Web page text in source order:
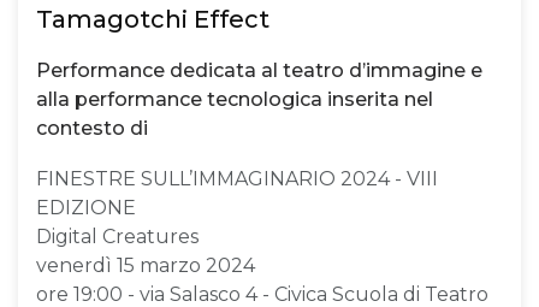
Tamagotchi Effect
Performance dedicata al teatro d’immagine e
alla performance tecnologica inserita nel
contesto di
FINESTRE SULL’IMMAGINARIO 2024 - VIII
EDIZIONE
Digital Creatures
venerdì 15 marzo 2024
ore 19:00 - via Salasco 4 - Civica Scuola di Teatro